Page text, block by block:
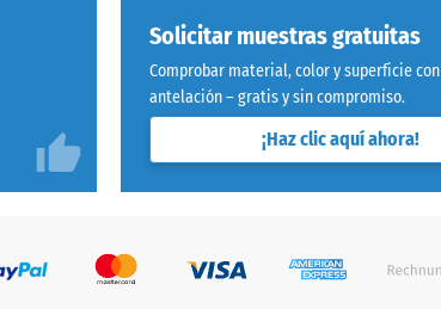
Solicitar muestras gratuitas
Comprobar material, color y superficie con
antelación – gratis y sin compromiso.
¡Haz clic aquí ahora!